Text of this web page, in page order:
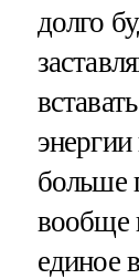
долго
больше
вообще
единое